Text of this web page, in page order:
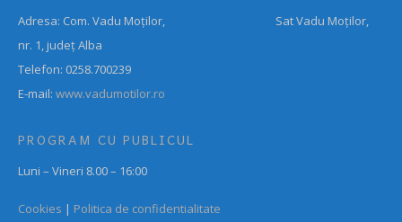
Adresa: Com. Vadu Moților, Sat Vadu Moților,
nr. 1, județ Alba
Telefon: 0258.700239
E-mail: www.vadumotilor.ro
PROGRAM CU PUBLICUL
Luni – Vineri 8.00 – 16:00
Cookies | Politica de confidentialitate